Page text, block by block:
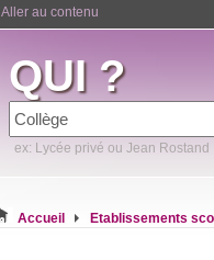
Aller au contenu
QUI ?
ex: Lycée privé ou Jean Rostand
Accueil Etablissements